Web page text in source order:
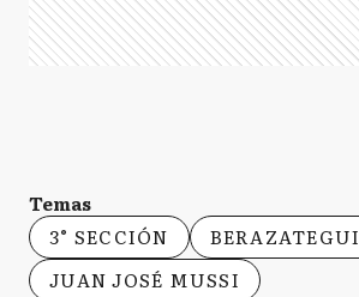
Temas
3° SECCIÓN
BERAZATEGUI
JUAN JOSÉ MUSSI